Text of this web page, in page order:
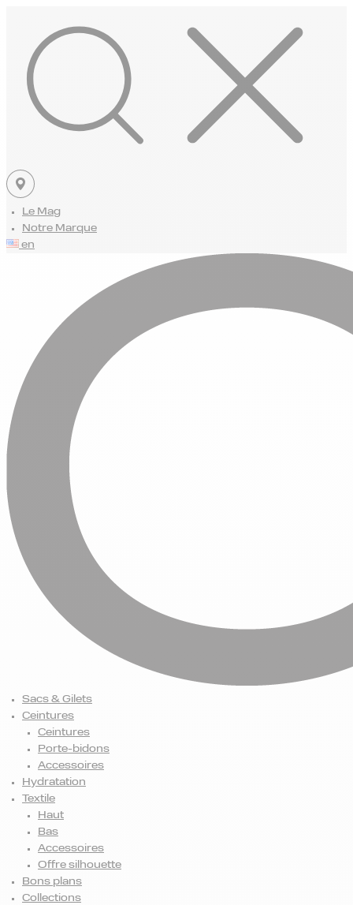
Le Mag
Notre Marque
en
Sacs & Gilets
Ceintures
Ceintures
Porte-bidons
Accessoires
Hydratation
Textile
Haut
Bas
Accessoires
Offre silhouette
Bons plans
Collections